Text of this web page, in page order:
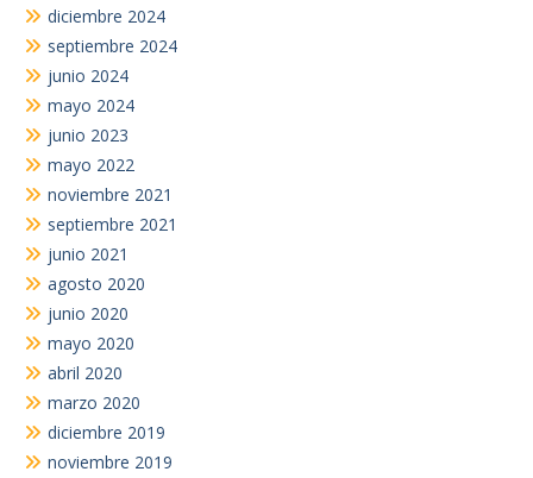
diciembre 2024
septiembre 2024
junio 2024
mayo 2024
junio 2023
mayo 2022
noviembre 2021
septiembre 2021
junio 2021
agosto 2020
junio 2020
mayo 2020
abril 2020
marzo 2020
diciembre 2019
noviembre 2019